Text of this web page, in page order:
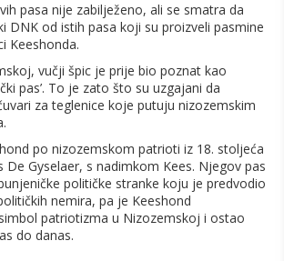
pasa nije zabilježeno, ali se smatra da
DNK od istih pasa koji su proizveli pasmine
Keeshonda.
vučji špic je prije bio poznat kao
pas’. To je zato što su uzgajani da
za teglenice koje putuju nizozemskim
po nizozemskom patrioti iz 18. stoljeća
De Gyselaer, s nadimkom Kees. Njegov pas
političke stranke koju je predvodio
nemira, pa je Keeshond
patriotizma u Nizozemskoj i ostao
do danas.